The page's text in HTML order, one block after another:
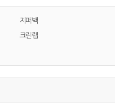
지퍼백
크린랩